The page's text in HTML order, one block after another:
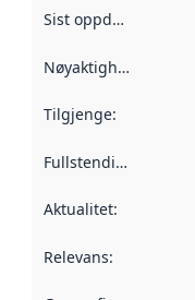
Sist oppdatert
Nøyaktigheit
Tilgjenge:
Fullstendigheit
Aktualitet:
Relevans: